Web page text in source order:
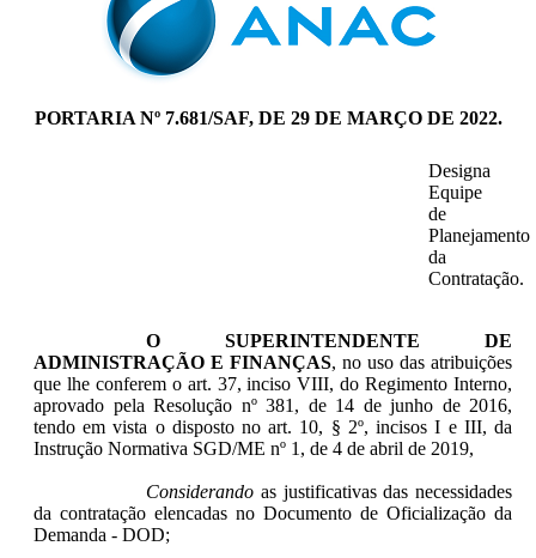
PORTARIA Nº 7.681/SAF, DE 29 DE MARÇO DE 2022.
Designa
Equipe
de
Planejamento
da
Contratação.
OSUPERINTENDENTE DE
ADMINISTRAÇÃO E FINANÇAS, no uso das atribuições
que lhe conferem o art. 37, inciso VIII, do Regimento Interno,
aprovado pela Resolução nº 381, de 14 de junho de 2016,
tendo em vista o disposto no art. 10, § 2º, incisos I e III, da
Instrução Normativa SGD/ME nº 1, de 4 de abril de 2019,
Considerando as justificativas das necessidades
da contratação elencadas no Documento de Oficialização da
Demanda - DOD;